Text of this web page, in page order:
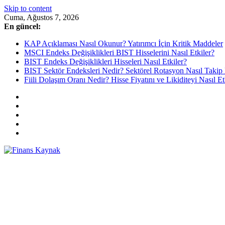
Skip to content
Cuma, Ağustos 7, 2026
En güncel:
KAP Açıklaması Nasıl Okunur? Yatırımcı İçin Kritik Maddeler
MSCI Endeks Değişiklikleri BIST Hisselerini Nasıl Etkiler?
BIST Endeks Değişiklikleri Hisseleri Nasıl Etkiler?
BIST Sektör Endeksleri Nedir? Sektörel Rotasyon Nasıl
Fiili Dolaşım Oranı Nedir? Hisse Fiyatını ve Likiditeyi Nasıl